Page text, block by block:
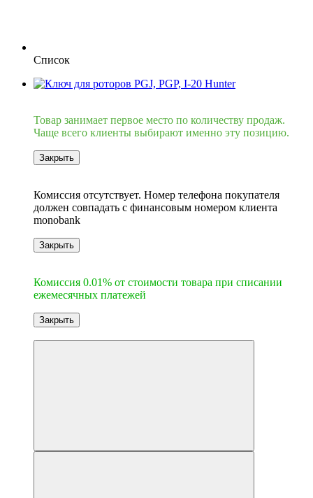
Список
Товар занимает первое место по количеству продаж.
Чаще всего клиенты выбирают именно эту позицию.
Закрыть
Комиссия отсутствует. Номер телефона покупателя
должен совпадать с финансовым номером клиента
monobank
Закрыть
Комиссия 0.01% от стоимости товара при списании
ежемесячных платежей
Закрыть